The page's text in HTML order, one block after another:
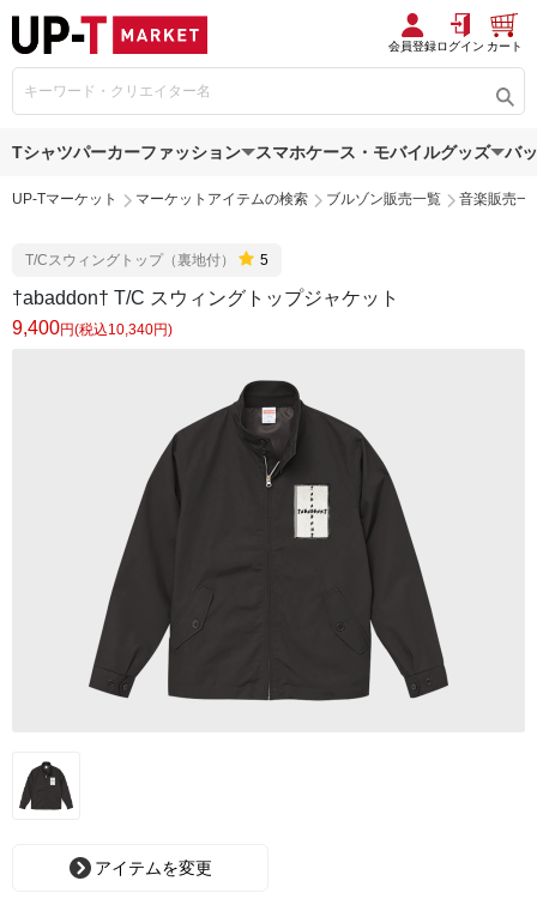
会員登録ログイン カート
Tシャツパーカーファッション スマホケース・モバイルグッズ バ
UP-Tマーケット マーケットアイテムの検索 ブルゾン販売一覧 音楽販売一
T/Cスウィングトップ（裏地付） 5
†abaddon† T/C スウィングトップジャケット
9,400円(税込10,340円)
アイテムを変更